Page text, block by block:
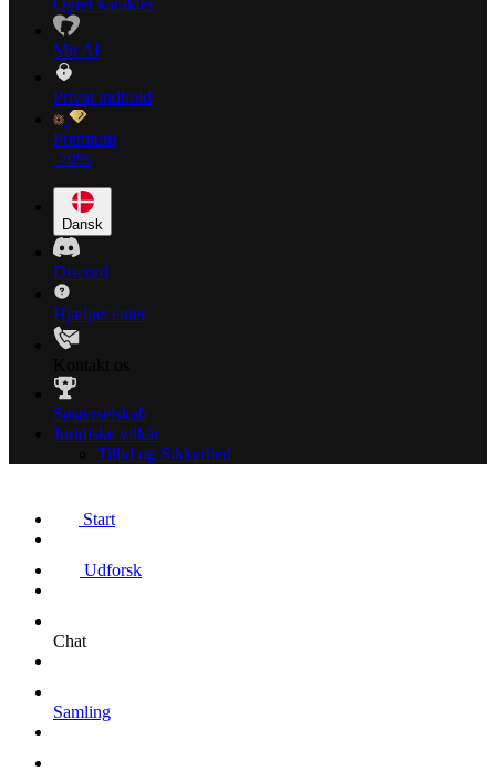
Opret karakter
Mit AI
Privat indhold
Premium
-70%
Dansk
Discord
Hjælpecenter
Søsterselskab
Juridiske vilkår
Tillid og Sikkerhed
Start
Udforsk
Chat
Samling